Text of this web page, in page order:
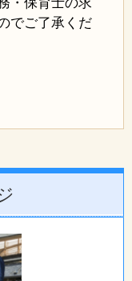
・保育士の求
でご了承くだ